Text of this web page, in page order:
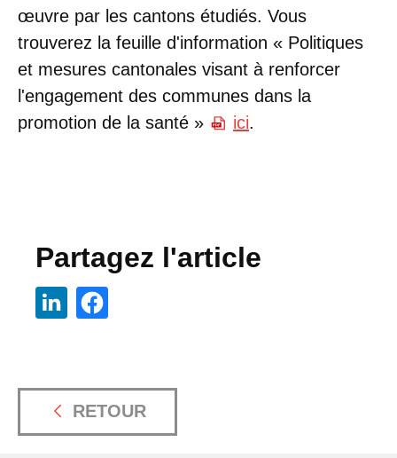
œuvre par les cantons étudiés. Vous
trouverez la feuille d'information « Politiques
et mesures cantonales visant à renforcer
l'engagement des communes dans la
promotion de la santé »
ici.
Partagez l'article
RETOUR